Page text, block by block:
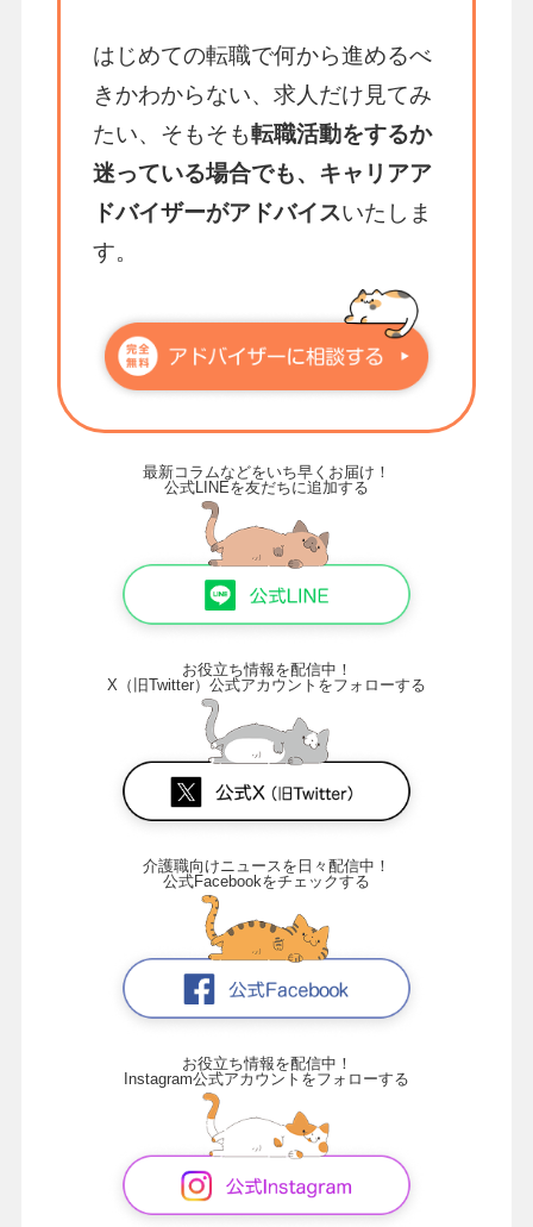
はじめての転職で何から進めるべ
きかわからない、求人だけ見てみ
たい、そもそも転職活動をするか
迷っている場合でも、キャリアア
ドバイザーがアドバイスいたしま
す。
最新コラムなどをいち早くお届け！
公式LINEを友だちに追加する
お役立ち情報を配信中！
X（旧Twitter）公式アカウントをフォローする
介護職向けニュースを日々配信中！
公式Facebookをチェックする
お役立ち情報を配信中！
Instagram公式アカウントをフォローする